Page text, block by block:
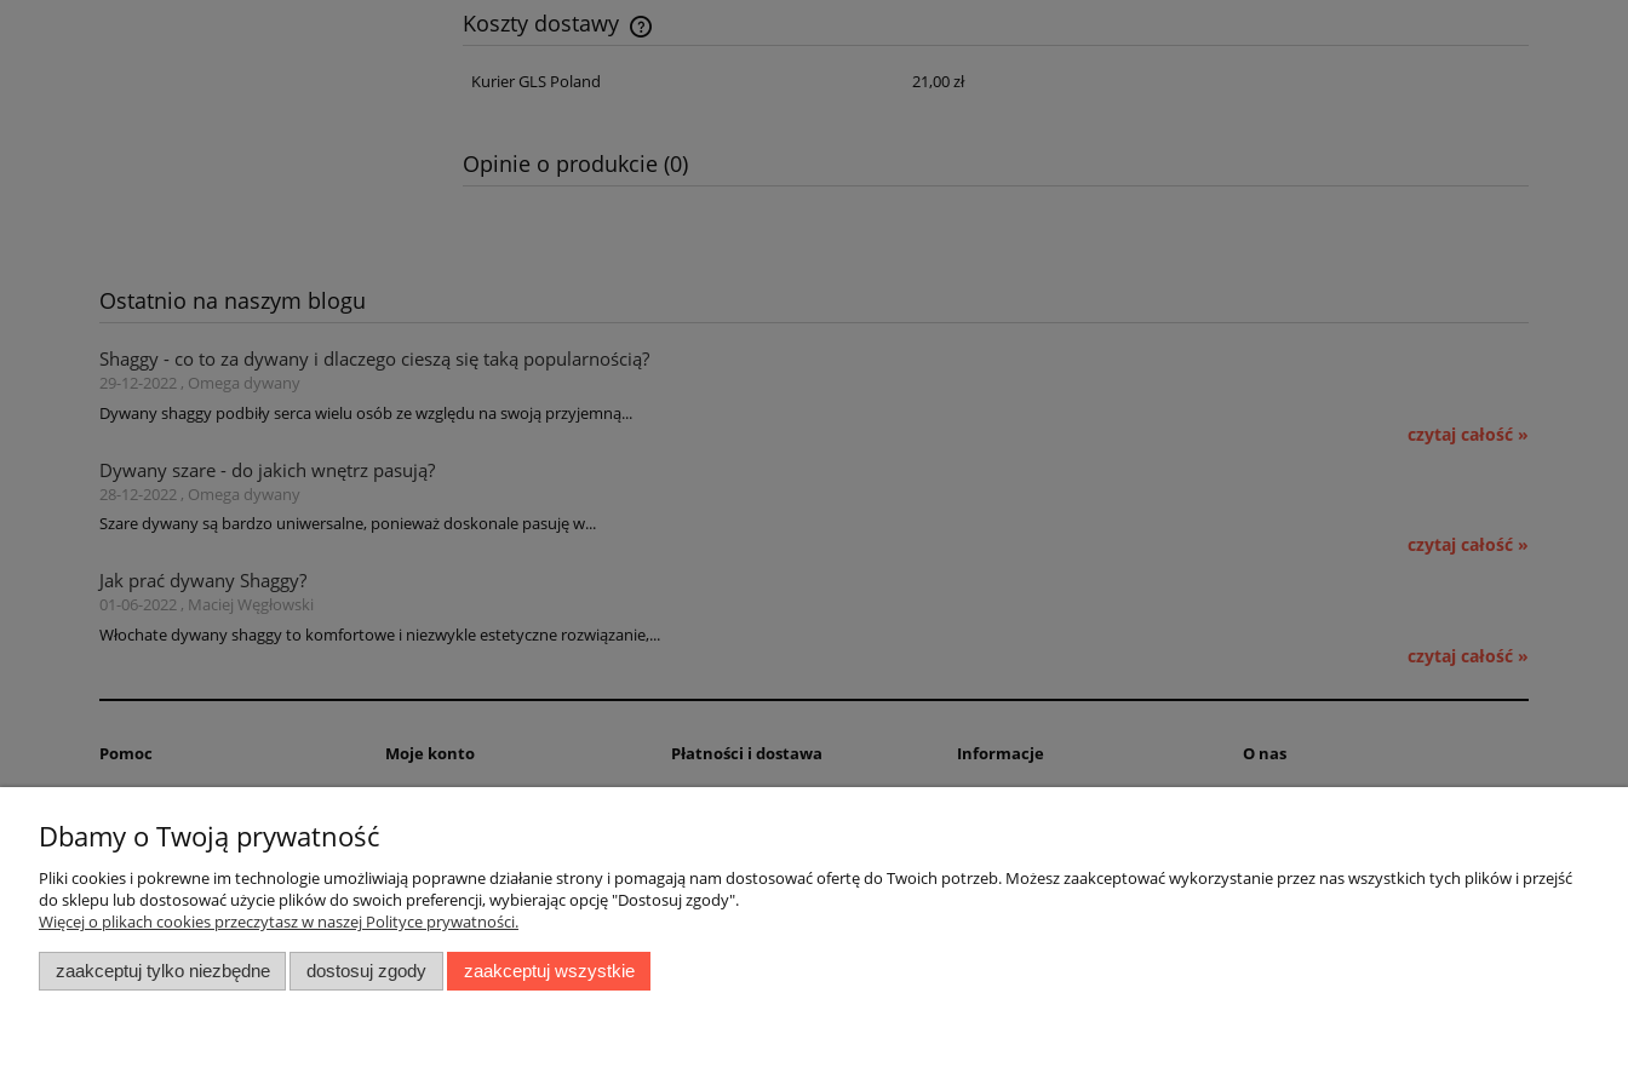
Koszty dostawy
Cena nie zawiera ewentualnych kosztów
Kurier GLS Poland 21,00 zł
Opinie o produkcie (0)
Ostatnio na naszym blogu
Shaggy - co to za dywany i dlaczego cieszą się taką popularnością?
29-12-2022 , Omega dywany
Dywany shaggy podbiły serca wielu osób ze względu na swoją przyjemną...
czytaj całość »
Dywany szare - do jakich wnętrz pasują?
28-12-2022 , Omega dywany
Szare dywany są bardzo uniwersalne, ponieważ doskonale pasuję w...
czytaj całość »
Jak prać dywany Shaggy?
01-06-2022 , Maciej Węgłowski
Włochate dywany shaggy to komfortowe i niezwykle estetyczne rozwiązanie,...
czytaj całość »
Pomoc
Pytania i odpowiedzi
Moje konto Płatności i dostawa Informacje O nas
OMEGA Spółka Jawna
Dbamy o Twoją prywatność
Pliki cookies i pokrewne im technologie umożliwiają poprawne działanie strony i pomagają nam dostosować ofertę do Twoich potrzeb. Możesz zaakceptować wykorzystanie przez nas wszystkich tych plików i przejść
do sklepu lub dostosować użycie plików do swoich preferencji, wybierając opcję "Dostosuj zgody".
Więcej o plikach cookies przeczytasz w naszej Polityce prywatności.
zaakceptuj tylko niezbędne dostosuj zgody zaakceptuj wszystkie